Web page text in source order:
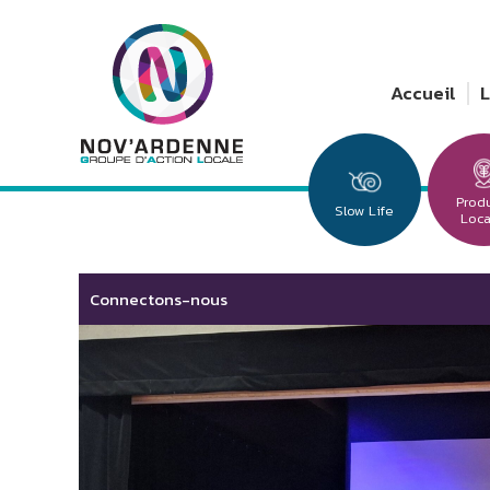
Accueil
Slow Life
Connectons-nous